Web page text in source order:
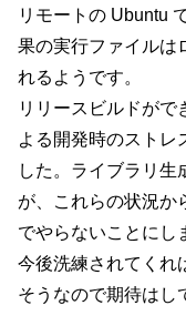
リモートの Ubuntu
果の実行ファイルは
れるようです。
リリースビルドがで
よる開発時のストレ
した。ライブラリ生
が、これらの状況か
でやらないことにし
今後洗練されてくれ
そうなので期待はし